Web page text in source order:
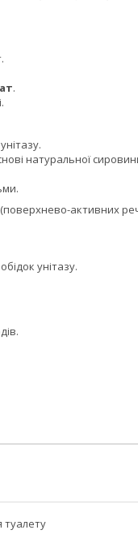
.
натуральної
активних
унітазу.
туалету